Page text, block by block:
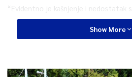
“Evidentno je kašnjenje i nedostatak
preostalih 7,5 mjeseci koliko je
moguće realizirati preostalih cca
Ono što slijedi je priprema za
Show More